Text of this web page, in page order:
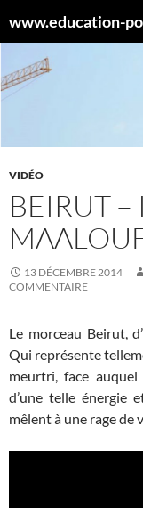
auwww.education-
VIDÉO
BEIRUT
13 DÉCEMBRE 2014
COMMENTAIRE
Le morceau Beirut,
Qui représente
meurtri, face
d’une telle énergie
mêlent à une rage de